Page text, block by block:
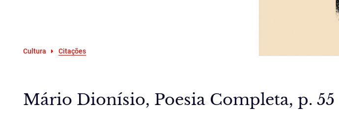
Cultura Citações
Mário Dionísio, Poesia Completa, p. 55